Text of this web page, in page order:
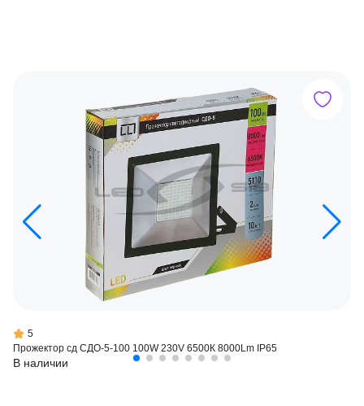
5
Прожектор сд СДО-5-100 100W 230V 6500К 8000Lm IP65
В наличии